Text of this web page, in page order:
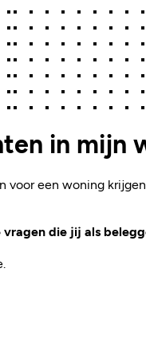
in mijn
een woning
die jij als